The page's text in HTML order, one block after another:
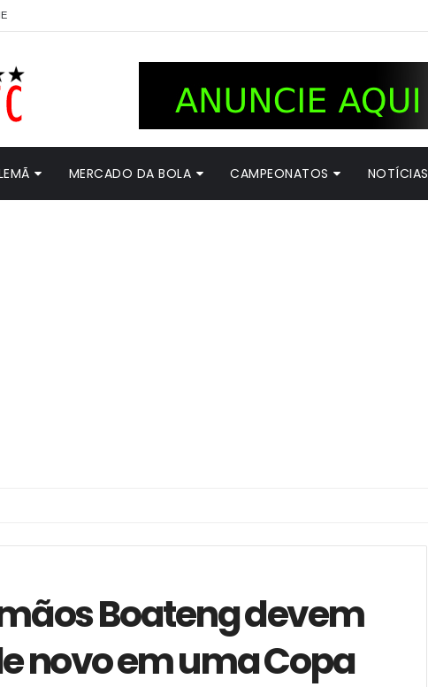
MERCADO DA BOLA CAMPEONATOS NOTÍCIAS
Boateng devem
novo em uma Copa